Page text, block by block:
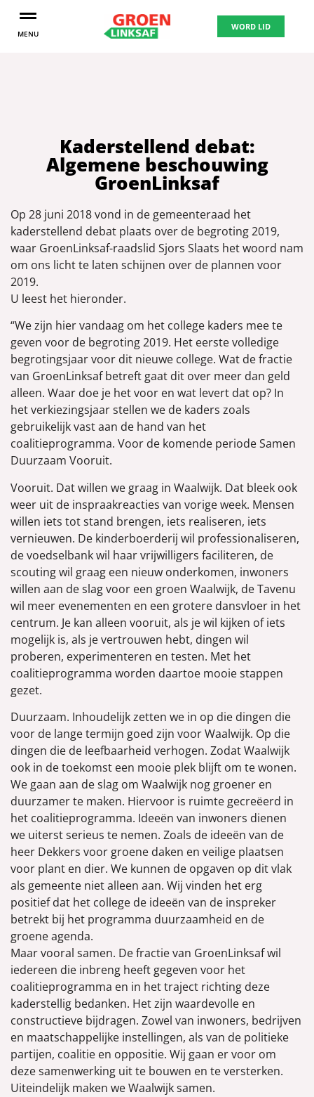
MENU
WORD LID
Kaderstellend debat:
Algemene beschouwing
GroenLinksaf
Op 28 juni 2018 vond in de gemeenteraad het
kaderstellend debat plaats over de begroting 2019,
waar GroenLinksaf-raadslid Sjors Slaats het woord nam
om ons licht te laten schijnen over de plannen voor
2019.
U leest het hieronder.
“We zijn hier vandaag om het college kaders mee te
geven voor de begroting 2019. Het eerste volledige
begrotingsjaar voor dit nieuwe college. Wat de fractie
van GroenLinksaf betreft gaat dit over meer dan geld
alleen. Waar doe je het voor en wat levert dat op? In
het verkiezingsjaar stellen we de kaders zoals
gebruikelijk vast aan de hand van het
coalitieprogramma. Voor de komende periode Samen
Duurzaam Vooruit.
Vooruit. Dat willen we graag in Waalwijk. Dat bleek ook
weer uit de inspraakreacties van vorige week. Mensen
willen iets tot stand brengen, iets realiseren, iets
vernieuwen. De kinderboerderij wil professionaliseren,
de voedselbank wil haar vrijwilligers faciliteren, de
scouting wil graag een nieuw onderkomen, inwoners
willen aan de slag voor een groen Waalwijk, de Tavenu
wil meer evenementen en een grotere dansvloer in het
centrum. Je kan alleen vooruit, als je wil kijken of iets
mogelijk is, als je vertrouwen hebt, dingen wil
proberen, experimenteren en testen. Met het
coalitieprogramma worden daartoe mooie stappen
gezet.
Duurzaam. Inhoudelijk zetten we in op die dingen die
voor de lange termijn goed zijn voor Waalwijk. Op die
dingen die de leefbaarheid verhogen. Zodat Waalwijk
ook in de toekomst een mooie plek blijft om te wonen.
We gaan aan de slag om Waalwijk nog groener en
duurzamer te maken. Hiervoor is ruimte gecreëerd in
het coalitieprogramma. Ideeën van inwoners dienen
we uiterst serieus te nemen. Zoals de ideeën van de
heer Dekkers voor groene daken en veilige plaatsen
voor plant en dier. We kunnen de opgaven op dit vlak
als gemeente niet alleen aan. Wij vinden het erg
positief dat het college de ideeën van de inspreker
betrekt bij het programma duurzaamheid en de
groene agenda.
Maar vooral samen. De fractie van GroenLinksaf wil
iedereen die inbreng heeft gegeven voor het
coalitieprogramma en in het traject richting deze
kaderstellig bedanken. Het zijn waardevolle en
constructieve bijdragen. Zowel van inwoners, bedrijven
en maatschappelijke instellingen, als van de politieke
partijen, coalitie en oppositie. Wij gaan er voor om
deze samenwerking uit te bouwen en te versterken.
Uiteindelijk maken we Waalwijk samen.